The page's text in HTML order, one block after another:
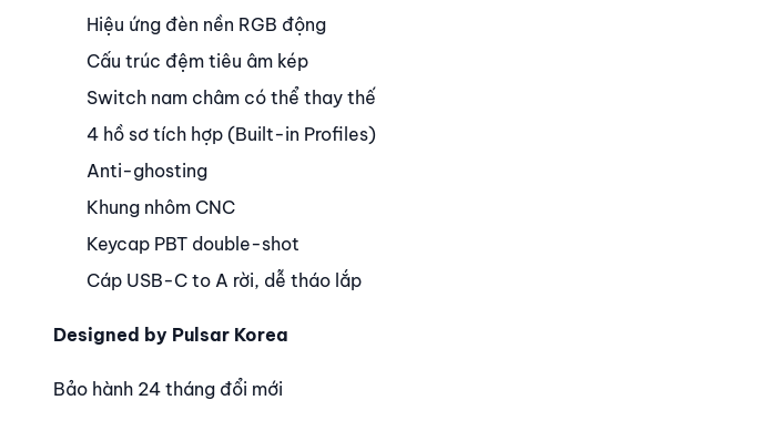
Hiệu ứng đèn nền RGB động
Cấu trúc đệm tiêu âm kép
Switch nam châm có thể thay thế
4 hồ sơ tích hợp (Built-in Profiles)
Anti-ghosting
Khung nhôm CNC
Keycap PBT double-shot
Cáp USB-C to A rời, dễ tháo lắp
Designed by Pulsar Korea
Bảo hành 24 tháng đổi mới